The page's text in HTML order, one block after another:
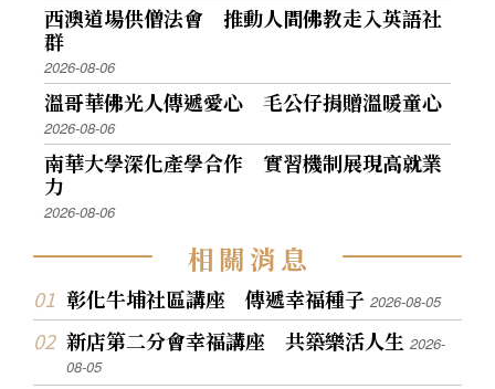
西澳道場供僧法會 推動人間佛教走入英語社
群
2026-08-06
溫哥華佛光人傳遞愛心 毛公仔捐贈溫暖童心
2026-08-06
南華大學深化產學合作 實習機制展現高就業
力
2026-08-06
相關消息
彰化牛埔社區講座 傳遞幸福種子2026-08-05
新店第二分會幸福講座 共築樂活人生2026-
08-05